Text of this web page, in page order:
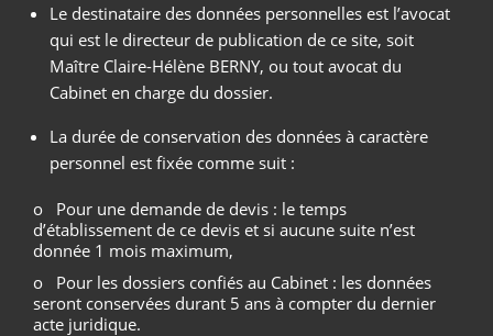
Le destinataire des données personnelles est l’avocat
qui est le directeur de publication de ce site, soit
Maître Claire-Hélène BERNY, ou tout avocat du
Cabinet en charge du dossier.
La durée de conservation des données à caractère
personnel est fixée comme suit :
o Pour une demande de devis : le temps
d’établissement de ce devis et si aucune suite n’est
donnée 1 mois maximum,
o Pour les dossiers confiés au Cabinet : les données
seront conservées durant 5 ans à compter du dernier
acte juridique.